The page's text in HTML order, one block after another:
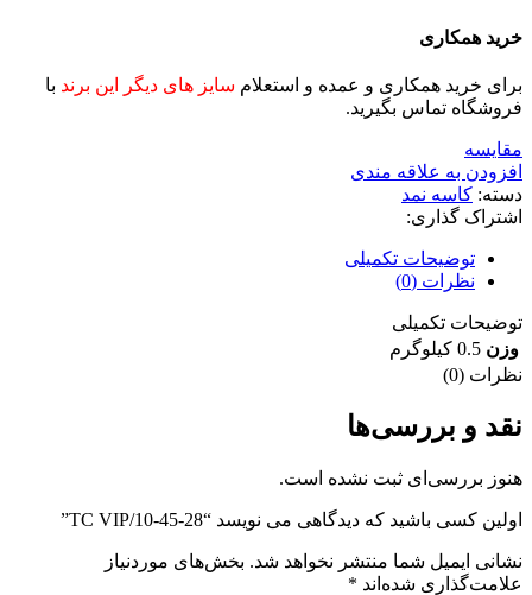
خرید همکاری
برای خرید همکاری و عمده و استعلام سایز های دیگر این برند با
فروشگاه تماس بگیرید.
مقايسه
افزودن به علاقه مندی
دسته: کاسه نمد
اشتراک گذاری:
توضیحات تکمیلی
نظرات (0)
توضیحات تکمیلی
وزن 0.5 کیلوگرم
نظرات (0)
نقد و بررسی‌ها
هنوز بررسی‌ای ثبت نشده است.
اولین کسی باشید که دیدگاهی می نویسد “28-45-10/TC VIP”
نشانی ایمیل شما منتشر نخواهد شد. بخش‌های موردنیاز
علامت‌گذاری شده‌اند *